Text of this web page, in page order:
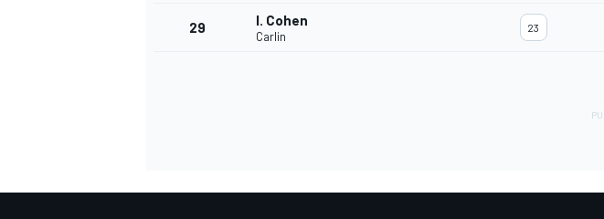
29 I. Cohen
Carlin
23